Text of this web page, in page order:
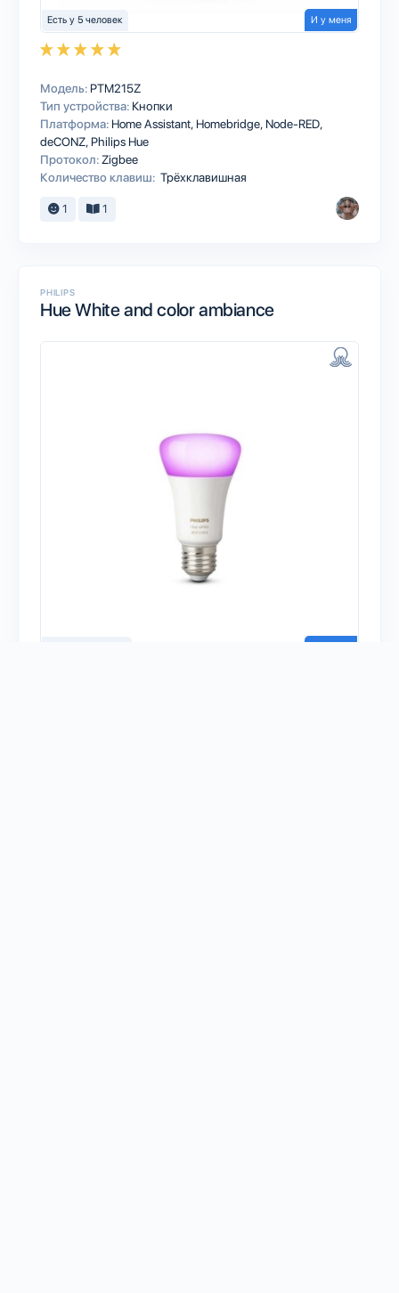
Есть у 5 человек И у меня
Модель: PTM215Z
Тип устройства: Кнопки
Платформа: Home Assistant Homebridge Node-RED
deCONZ Philips Hue
Протокол: Zigbee
Количество клавиш: Трёхклавишная
1 1
PHILIPS
Hue White and color ambiance